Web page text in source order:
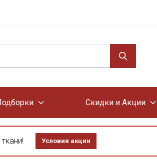
Скидки и Акции
Условия акции